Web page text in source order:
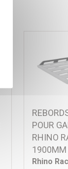
POUR
RHINO
1900MM
Rhino